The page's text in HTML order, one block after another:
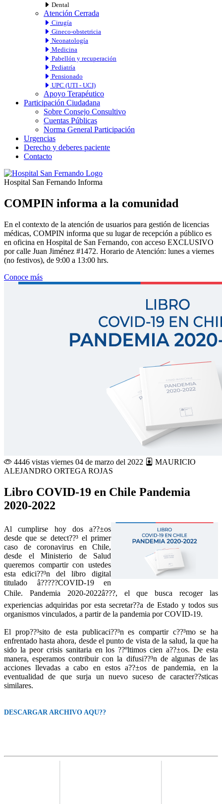
Dental
Atención Cerrada
Cirugía
Gineco-obstetricia
Neonatología
Medicina
Pabellón y recuperación
Pediatría
Pensionado
UPC (UTI - UCI)
Apoyo Terapéutico
Participación Ciudadana
Sobre Consejo Consultivo
Cuentas Públicas
Norma General Participación
Urgencias
Derecho y deberes paciente
Contacto
Hospital San Fernando Informa
COMPIN informa a la comunidad
En el contexto de la atención de usuarios para gestión de licencias
médicas, COMPIN informa que su lugar de recepción a público es
en oficina en Hospital de San Fernando, con acceso EXCLUSIVO
por calle Juan Jiménez #1472. Horario de Atención: lunes a viernes
(no festivos), de 9:00 a 13:00 hrs.
Conoce más
4446 vistas viernes 04 de marzo del 2022
MAURICIO
ALEJANDRO ORTEGA ROJAS
Libro COVID-19 en Chile Pandemia
2020-2022
Al cumplirse hoy dos a??±os
desde que se detect??³ el primer
caso de coronavirus en Chile,
desde el Ministerio de Salud
queremos compartir con ustedes
esta edici??³n del libro digital
titulado â?????COVID-19 en
Chile. Pandemia 2020-2022â???, el que busca recoger las
experiencias adquiridas por esta secretar??­a de Estado y todos sus
organismos vinculados, a partir de la pandemia por COVID-19.
El prop??³sito de esta publicaci??³n es compartir c??³mo se ha
enfrentado hasta ahora, desde el punto de vista de la salud, la que ha
sido la peor crisis sanitaria en los ??ºltimos cien a??±os. De esta
manera, esperamos contribuir con la difusi??³n de algunas de las
acciones llevadas a cabo en estos a??±os de pandemia, en la
eventualidad de que surja un nuevo suceso de caracter??­sticas
similares.
DESCARGAR ARCHIVO AQU??